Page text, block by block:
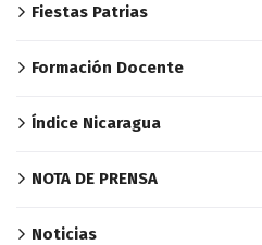
Fiestas Patrias
Formación Docente
Índice Nicaragua
NOTA DE PRENSA
Noticias